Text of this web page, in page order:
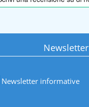
Newsletter
Newsletter informative